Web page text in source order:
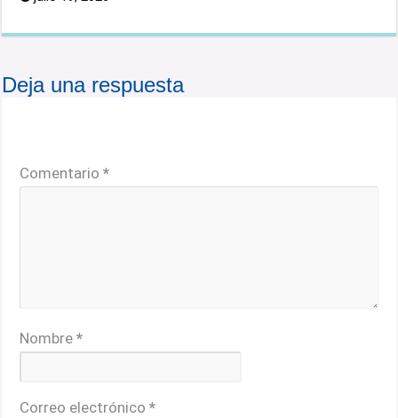
Deja una respuesta
Comentario*
Nombre*
Correo electrónico*